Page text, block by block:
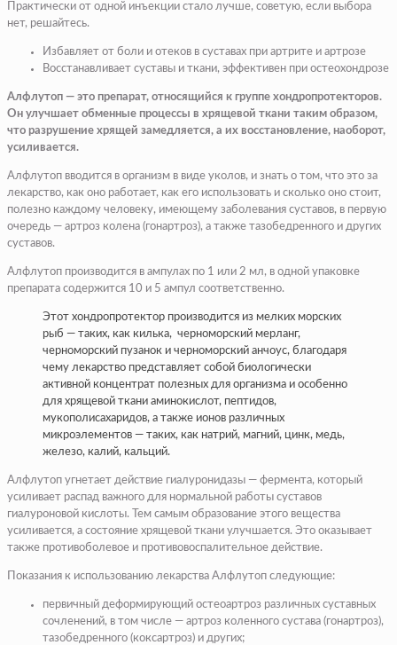
Практически от одной инъекции стало лучше, советую, если выбора
нет, решайтесь.
Избавляет от боли и отеков в суставах при артрите и артрозе
Восстанавливает суставы и ткани, эффективен при остеохондрозе
Алфлутоп — это препарат, относящийся к группе хондропротекторов.
Он улучшает обменные процессы в хрящевой ткани таким образом,
что разрушение хрящей замедляется, а их восстановление, наоборот,
усиливается.
Алфлутоп вводится в организм в виде уколов, и знать о том, что это за
лекарство, как оно работает, как его использовать и сколько оно стоит,
полезно каждому человеку, имеющему заболевания суставов, в первую
очередь — артроз колена (гонартроз), а также тазобедренного и других
суставов.
Алфлутоп производится в ампулах по 1 или 2 мл, в одной упаковке
препарата содержится 10 и 5 ампул соответственно.
Этот хондропротектор производится из мелких морских
рыб — таких, как килька, черноморский мерланг,
черноморский пузанок и черноморский анчоус, благодаря
чему лекарство представляет собой биологически
активной концентрат полезных для организма и особенно
для хрящевой ткани аминокислот, пептидов,
мукополисахаридов, а также ионов различных
микроэлементов — таких, как натрий, магний, цинк, медь,
железо, калий, кальций.
Алфлутоп угнетает действие гиалуронидазы — фермента, который
усиливает распад важного для нормальной работы суставов
гиалуроновой кислоты. Тем самым образование этого вещества
усиливается, а состояние хрящевой ткани улучшается. Это оказывает
также противоболевое и противовоспалительное действие.
Показания к использованию лекарства Алфлутоп следующие:
первичный деформирующий остеоартроз различных суставных
сочленений, в том числе — артроз коленного сустава (гонартроз),
тазобедренного (коксартроз) и других;